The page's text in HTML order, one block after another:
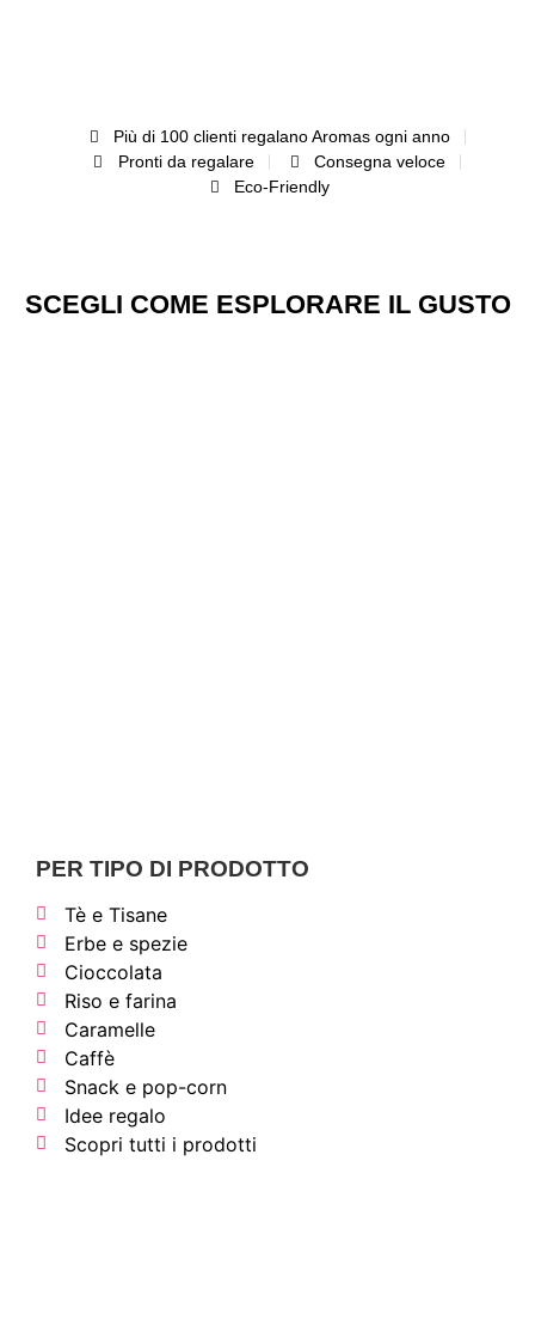
Più di 100 clienti regalano Aromas ogni anno
Pronti da regalare
Consegna veloce
Eco-Friendly
SCEGLI COME ESPLORARE IL GUSTO
PER TIPO DI PRODOTTO
Tè e Tisane
Erbe e spezie
Cioccolata
Riso e farina
Caramelle
Caffè
Snack e pop-corn
Idee regalo
Scopri tutti i prodotti